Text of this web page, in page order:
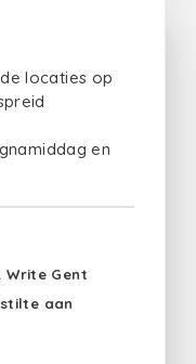
locaties op
en
Write Gent
aan